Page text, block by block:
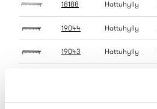
18188 Hattuhylly
19044 Hattuhylly
19043 Hattuhylly